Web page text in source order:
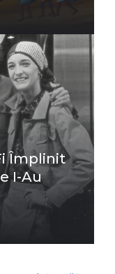
Împlinit
I-Au